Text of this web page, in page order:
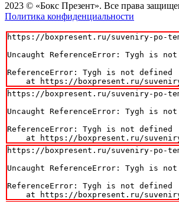
2023 © «Бокс Презент». Все права
Политика конфиденциальности
https://boxpresent.ru/suveniry-po-
Uncaught ReferenceError: Tygh is
ReferenceError: Tygh is not defined
at https://boxpresent.ru/
https://boxpresent.ru/suveniry-po-
Uncaught ReferenceError: Tygh is
ReferenceError: Tygh is not defined
at https://boxpresent.ru/
https://boxpresent.ru/suveniry-po-
Uncaught ReferenceError: Tygh is
ReferenceError: Tygh is not defined
at https://boxpresent.ru/